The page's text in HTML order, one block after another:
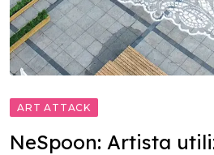
ART ATTACK
NeSpoon: Artista